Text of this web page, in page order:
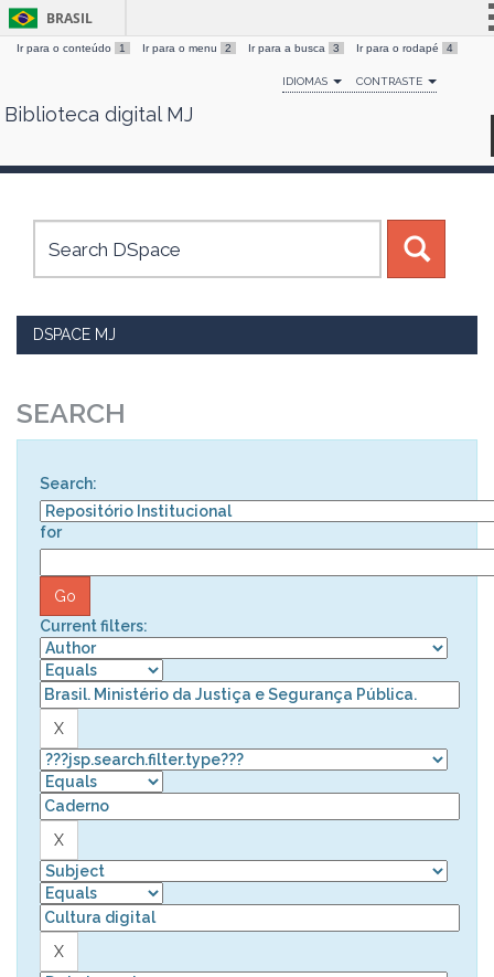
Skip
BRASIL
Simplifique!
Comunica BR
Canais
Ir para o conteúdo 1 Ir para o menu 2 Ir para a busca 3 Ir para o rodapé 4
IDIOMAS CONTRASTE
Biblioteca digital MJ
DSPACE MJ
SEARCH
Search:
for
Current filters: